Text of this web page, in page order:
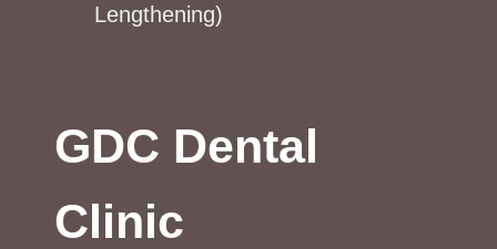
Lengthening)
GDC Dental
Clinic